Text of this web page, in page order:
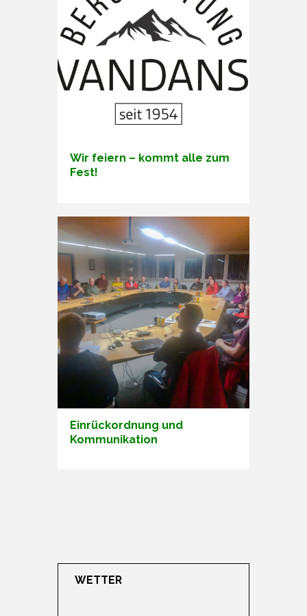
Wir feiern – kommt alle zum
Fest!
Einrückordnung und
Kommunikation
WETTER